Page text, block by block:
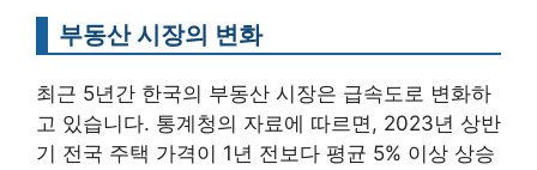
부동산 시장의 변화
최근 5년간 한국의 부동산 시장은 급속도로 변화하
고 있습니다. 통계청의 자료에 따르면, 2023년 상반
기 전국 주택 가격이 1년 전보다 평균 5% 이상 상승